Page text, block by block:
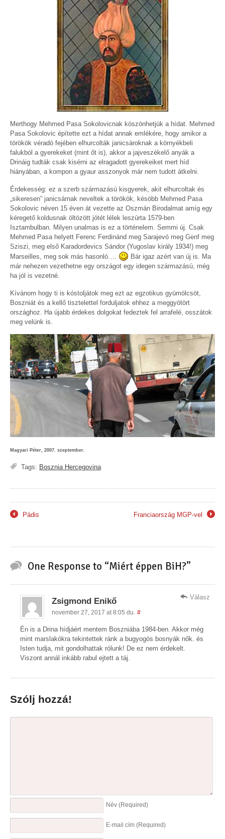
Merthogy Mehmed Pasa Sokolovicnak köszönhetjük a hídat. Mehmed
Pasa Sokolovic építette ezt a hídat annak emlékére, hogy amikor a
törökök véradó fejében elhurcolták janicsároknak a környékbeli
falukból a gyerekeket (mint őt is), akkor a jajveszékelő anyák a
Drináig tudták csak kisérni az elragadott gyerekeiket mert híd
hiányában, a kompon a gyaur asszonyok már nem tudott átkelni.
Érdekesség: ez a szerb származású kisgyerek, akit elhurcoltak és
„sikeresen” janicsárnak neveltek a törökök, késöbb Mehmed Pasa
Sokolovic néven 15 éven át vezette az Oszmán Birodalmat amíg egy
kéregető koldusnak öltözött jótét lélek leszúrta 1579-ben
Isztambulban. Milyen unalmas is ez a történelem. Semmi új. Csak
Mehmed Pasa helyett Ferenc Ferdinánd meg Sarajevó meg Genf meg
Sziszi, meg első Karadordevics Sándor (Yugoslav király 1934!) meg
Marseilles, meg sok más hasonló….
Bár igaz azért van új is. Ma
már nehezen vezethetne egy országot egy idegen származású, még
ha jól is vezetné.
Kívánom hogy ti is kóstoljátok meg ezt az egzotikus gyümölcsöt,
Boszniát és a kellő tisztelettel forduljatok ehhez a meggyötört
országhoz. Ha újabb érdekes dolgokat fedeztek fel arrafelé, osszátok
meg velünk is.
Magyari Péter, 2007. szeptember.
Tags: Bosznia Hercegovina
Pádis
Franciaország MGP-vel
One Response to “Miért éppen BiH?”
Zsigmond Enikő
november 27, 2017 at 8:05 du. #
Én is a Drina hídjáért mentem Boszniába 1984-ben. Akkor még
mint marslakókra tekintettek ránk a bugyogós bosnyák nők. és
Isten tudja, mit gondolhattak rólunk! De ez nem érdekelt.
Viszont annál inkább rabul ejtett a táj.
Válasz
Szólj hozzá!
Név (Required)
E-mail cím (Required)